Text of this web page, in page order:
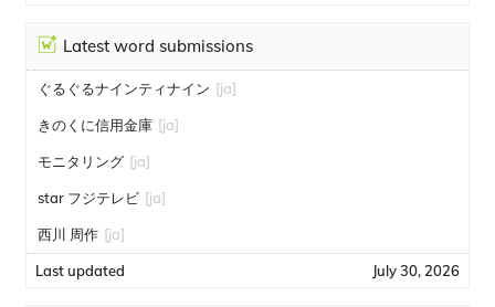
Latest word submissions
ぐるぐるナインティナイン [ja]
きのくに信用金庫 [ja]
モニタリング [ja]
star フジテレビ [ja]
西川 周作 [ja]
Last updated July 30, 2026